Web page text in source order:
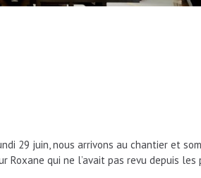
29 juin, nous arrivons au chantier et
qui ne l’avait pas revu depuis les